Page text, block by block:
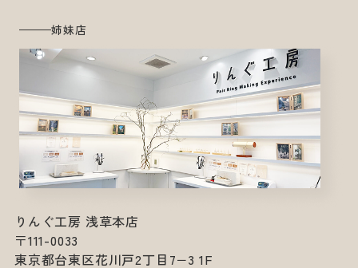
姉妹店
りんぐ工房 浅草本店
〒111-0033
東京都台東区花川戸2丁目7−3 1F